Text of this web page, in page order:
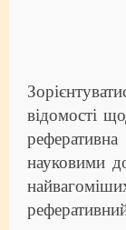
відомості
науковими